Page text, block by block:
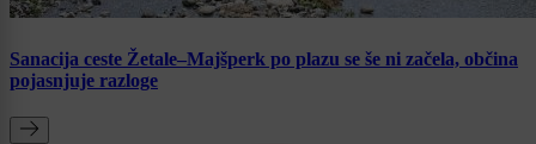
Sanacija ceste Žetale–Majšperk po plazu se še ni začela, občina
pojasnjuje razloge